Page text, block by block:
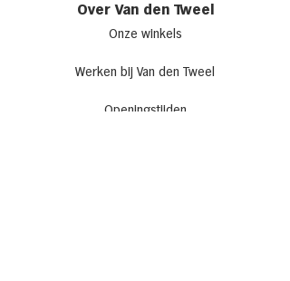
Over Van den Tweel
Onze winkels
Werken bij Van den Tweel
Openingstijden